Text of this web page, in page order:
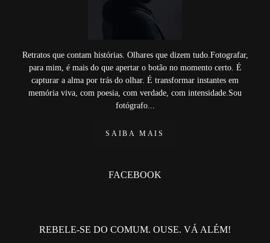
Retratos que contam histórias. Olhares que dizem tudo.Fotografar,
para mim, é mais do que apertar o botão no momento certo. É
capturar a alma por trás do olhar. É transformar instantes em
memória viva, com poesia, com verdade, com intensidade.Sou
fotógrafo...
SAIBA MAIS
FACEBOOK
REBELE-SE DO COMUM. OUSE. VÁ ALÉM!